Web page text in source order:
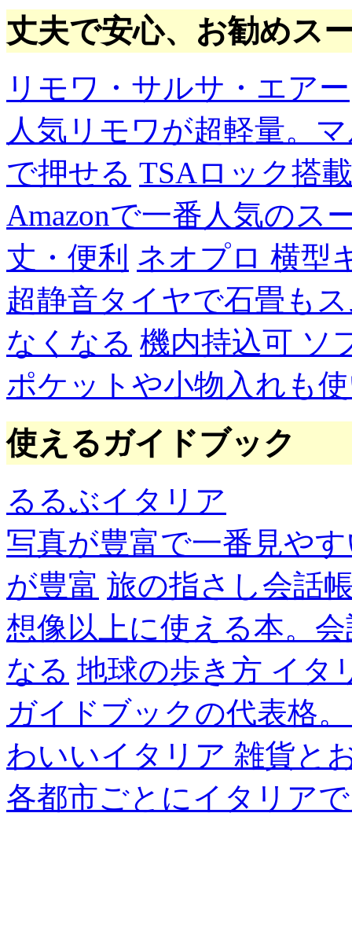
丈夫で安心、お勧めス
リモワ・サルサ・エアー
人気リモワが超軽量。
で押せる TSAロック搭
Amazonで一番人気のス
丈・便利 ネオプロ 横型
超静音タイヤで石畳も
なくなる 機内持込可 ソ
ポケットや小物入れも
使えるガイドブック
るるぶイタリア
写真が豊富で一番見や
が豊富 旅の指さし会話
想像以上に使える本。
なる 地球の歩き方 イタ
ガイドブックの代表格
わいいイタリア 雑貨と
各都市ごとにイタリア